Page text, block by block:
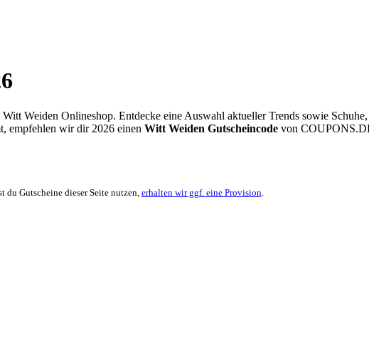
Weiden Onlineshop. Entdecke eine Auswahl aktueller Trends sowie
empfehlen wir dir 2026 einen Witt Weiden Gutscheincode von COUPONS
du Gutscheine dieser Seite nutzen, erhalten wir ggf. eine Provision